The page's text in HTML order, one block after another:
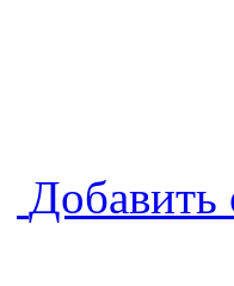
Добавить